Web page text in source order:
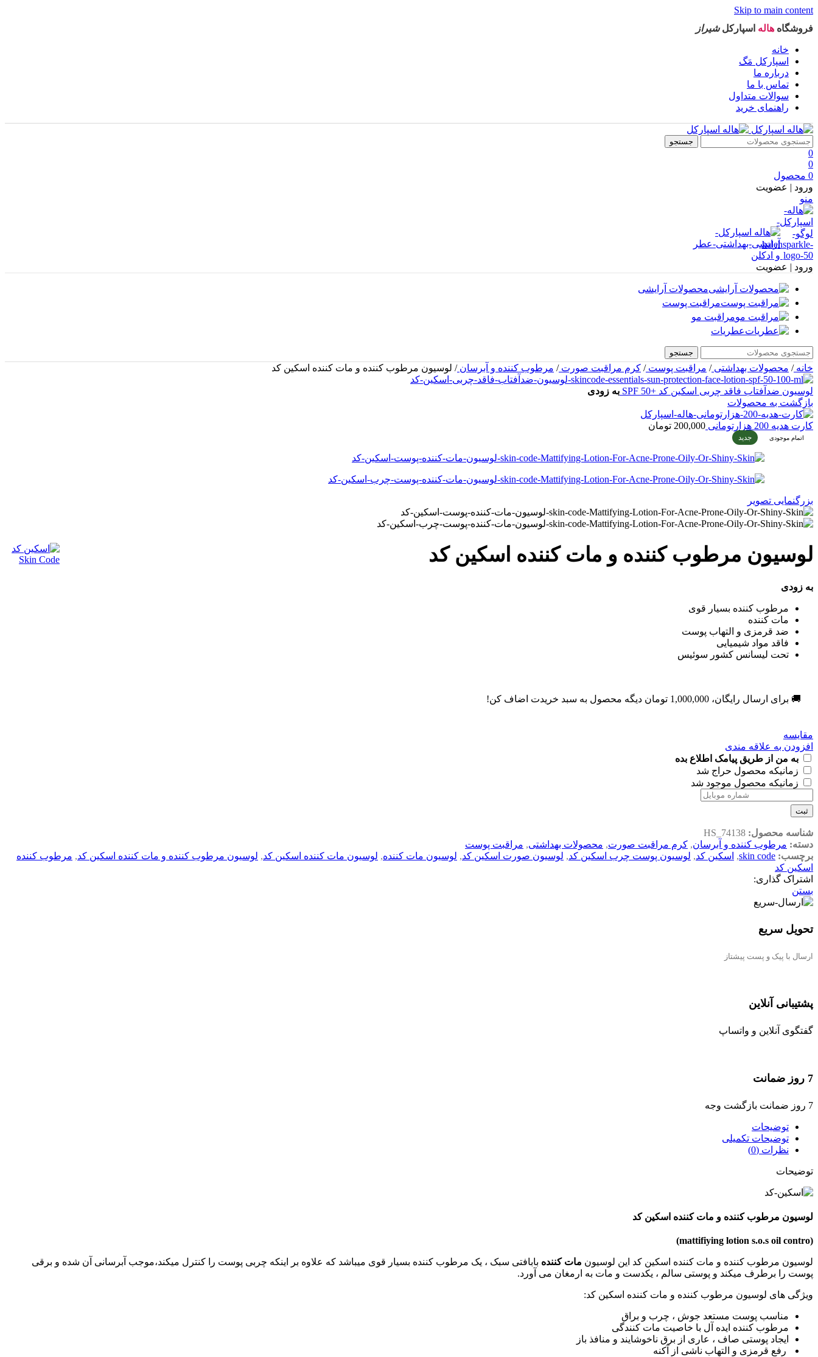
Skip to main content
فروشگاه هاله اسپارکلشیراز
خانه
اسپارکل مَگ
درباره ما
تماس با ما
سوالات متداول
راهنمای خرید
جستجو
0
0
0 محصول
ورود | عضویت
منو
ورود | عضویت
محصولات آرایشی
مراقبت پوست
مراقبت مو
عطریات
جستجو
خانه/ محصولات بهداشتی/ مراقبت پوست/ کرم مراقبت صورت/ مرطوب کننده و آبرسان/ لوسیون مرطوب کننده و مات کننده اسکین کد
لوسیون ضدآفتاب فاقد چربی اسکین کد +SPF 50
به زودی
بازگشت به محصولات
کارت هدیه 200 هزارتومانی 200,000 تومان
اتمام موجودی جدید
بزرگنمایی تصویر
لوسیون مرطوب کننده و مات کننده اسکین کد
به زودی
مرطوب کننده بسیار قوی
مات کننده
ضد قرمزی و التهاب پوست
فاقد مواد شیمیایی
تحت لیسانس کشور سوئیس
🚚 برای ارسال رایگان، 1,000,000 تومان دیگه محصول به سبد خریدت اضاف کن!
مقایسه
افزودن به علاقه مندی
به من از طریق پیامک اطلاع بده
زمانیکه محصول حراج شد
زمانیکه محصول موجود شد
ثبت
شناسه محصول: HS_74138
دسته: مرطوب کننده و آبرسان, کرم مراقبت صورت, محصولات بهداشتی, مراقبت پوست
برچسب: skin code
, اسکین کد, لوسیون پوست چرب اسکین کد, لوسیون صورت اسکین کد, لوسیون مات کننده, لوسیون مات کننده اسکین کد, لوسیون مرطوب کننده و مات کننده اسکین کد, مرطوب کننده
اسکین کد
اشتراک گذاری:
بستن
تحویل سریع
ارسال با پیک و پست پیشتاز
پشتیبانی آنلاین
گفتگوی آنلاین و واتساپ
7 روز ضمانت
7 روز ضمانت بازگشت وجه
توضیحات
توضیحات تکمیلی
نظرات (0)
توضیحات
لوسیون مرطوب کننده و مات کننده اسکین کد
(mattifiying lotion s.o.s oil contro)
لوسیون مرطوب کننده و مات کننده اسکین کد این لوسیون مات کننده بابافتی سبک ، یک مرطوب کننده بسیار قوی میباشد که علاوه بر اینکه چربی پوست را کنترل میکند،موجب آبرسانی آن شده و برقی
پوست را برطرف میکند و پوستی سالم ، یکدست و مات به ارمغان می آورد.
ویژگی های لوسیون مرطوب کننده و مات کننده اسکین کد:
مناسب پوست مستعد جوش ، چرب و براق
مرطوب کننده ایده آل با خاصیت مات کنندگی
ایجاد پوستی صاف ، عاری از برق ناخوشایند و منافذ باز
رفع قرمزی و التهاب ناشی از آکنه